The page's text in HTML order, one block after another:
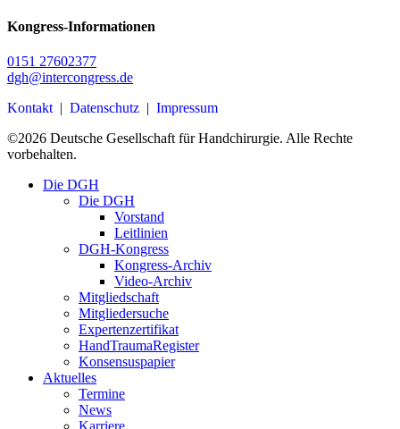
Kongress-Informationen
0151 27602377
dgh@intercongress.de
Kontakt | Datenschutz | Impressum
©2026 Deutsche Gesellschaft für Handchirurgie. Alle Rechte
vorbehalten.
Close
Die DGH
Die DGH
Vorstand
Leitlinien
DGH-Kongress
Kongress-Archiv
Video-Archiv
Mitgliedschaft
Mitgliedersuche
Expertenzertifikat
HandTraumaRegister
Konsensuspapier
Aktuelles
Termine
News